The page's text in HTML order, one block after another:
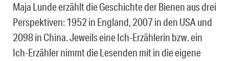
Maja Lunde erzählt die Geschichte der Bienen aus drei
Perspektiven: 1952 in England, 2007 in den USA und
2098 in China. Jeweils eine Ich-Erzählerin bzw. ein
Ich-Erzähler nimmt die Lesenden mit in die eigene